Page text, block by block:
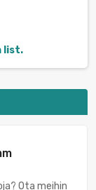
list.
Ota meihin